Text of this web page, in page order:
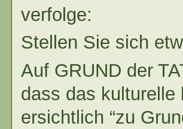
verfolge:
Stellen Sie sich
Auf GRUND der
dass das
ersichtlich “zu